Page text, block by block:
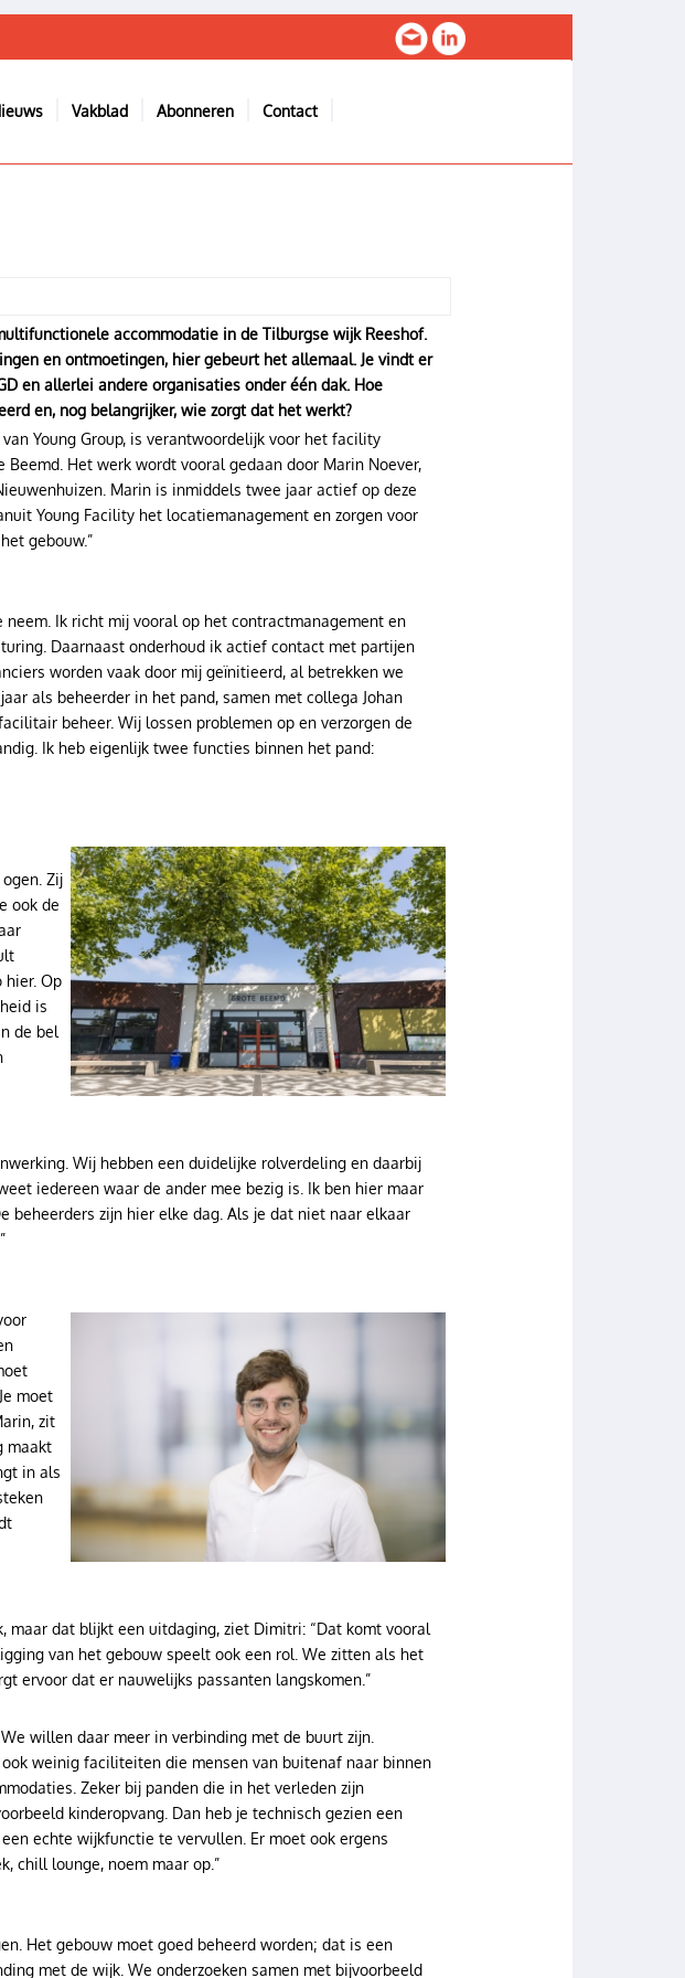
Vakblad Abonneren Contact
accommodatie in de Tilburgse wijk Reeshof.
en ontmoetingen, hier gebeurt het allemaal. Je vindt er
en allerlei andere organisaties onder één dak. Hoe
en, nog belangrijker, wie zorgt dat het werkt?
Young Group, is verantwoordelijk voor het facility
Beemd. Het werk wordt vooral gedaan door Marin Noever,
Marin is inmiddels twee jaar actief op deze
Young Facility het locatiemanagement en zorgen voor
gebouw.”
Ik richt mij vooral op het contractmanagement en
Daarnaast onderhoud ik actief contact met partijen
worden vaak door mij geïnitieerd, al betrekken we
als beheerder in het pand, samen met collega Johan
beheer. Wij lossen problemen op en verzorgen de
Ik heb eigenlijk twee functies binnen het pand:
Image
Zij
ook de
hier. Op
is
de bel
Wij hebben een duidelijke rolverdeling en daarbij
iedereen waar de ander mee bezig is. Ik ben hier maar
beheerders zijn hier elke dag. Als je dat niet naar elkaar
moet
zit
maakt
in als
maar dat blijkt een uitdaging, ziet Dimitri: “Dat komt vooral
van het gebouw speelt ook een rol. We zitten als het
ervoor dat er nauwelijks passanten langskomen.”
willen daar meer in verbinding met de buurt zijn.
weinig faciliteiten die mensen van buitenaf naar binnen
Zeker bij panden die in het verleden zijn
kinderopvang. Dan heb je technisch gezien een
echte wijkfunctie te vervullen. Er moet ook ergens
chill lounge, noem maar op.”
Het gebouw moet goed beheerd worden; dat is een
met de wijk. We onderzoeken samen met bijvoorbeeld